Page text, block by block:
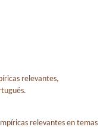
relevantes,
relevantes en temas